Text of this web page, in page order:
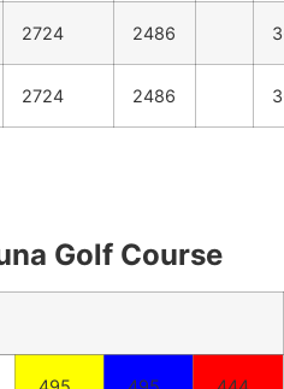
2724 2486
2724 2486
Golf Course